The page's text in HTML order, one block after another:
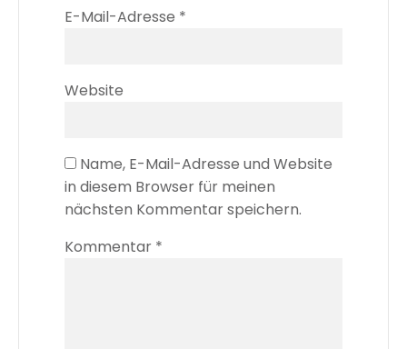
E-Mail-Adresse *
Website
Name, E-Mail-Adresse und Website
in diesem Browser für meinen
nächsten Kommentar speichern.
Kommentar *